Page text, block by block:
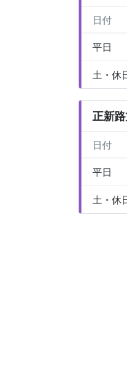
日付
平日
土・休
正新
日付
平日
土・休